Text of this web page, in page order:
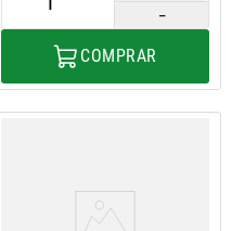
－
COMPRAR